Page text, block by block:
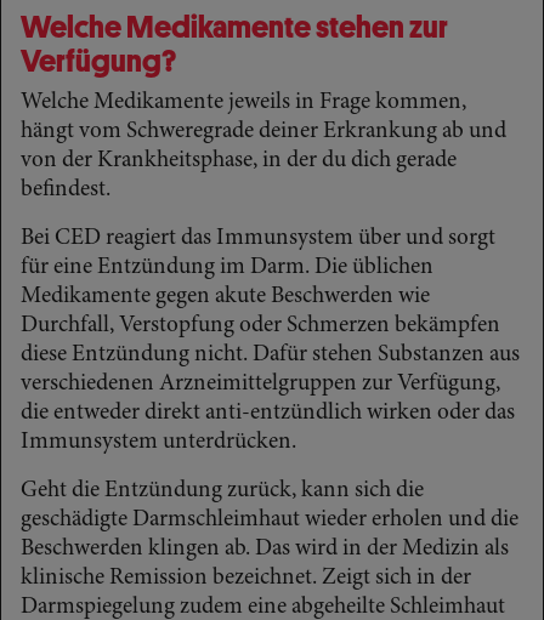
Welche Medikamente stehen zur
Verfügung?
Welche Medikamente jeweils in Frage kommen,
hängt vom Schweregrade deiner Erkrankung ab und
von der Krankheitsphase, in der du dich gerade
befindest.
Bei CED reagiert das Immunsystem über und sorgt
für eine Entzündung im Darm. Die üblichen
Medikamente gegen akute Beschwerden wie
Durchfall, Verstopfung oder Schmerzen bekämpfen
diese Entzündung nicht. Dafür stehen Substanzen aus
verschiedenen Arzneimittelgruppen zur Verfügung,
die entweder direkt anti-entzündlich wirken oder das
Immunsystem unterdrücken.
Geht die Entzündung zurück, kann sich die
geschädigte Darmschleimhaut wieder erholen und die
Beschwerden klingen ab. Das wird in der Medizin als
klinische Remission bezeichnet. Zeigt sich in der
Darmspiegelung zudem eine abgeheilte Schleimhaut